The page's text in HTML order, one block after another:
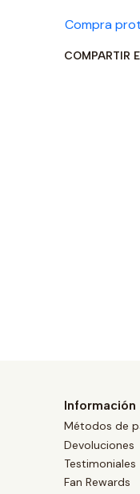
Compra
COMPARTIR
Información
Métodos de
Devoluciones
Testimoniales
Fan Rewards